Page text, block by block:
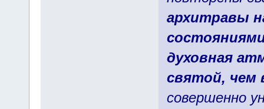
архитравы
духовная
святой, чем
совершенно